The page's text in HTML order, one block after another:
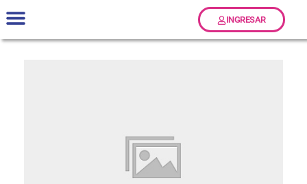
INGRESAR